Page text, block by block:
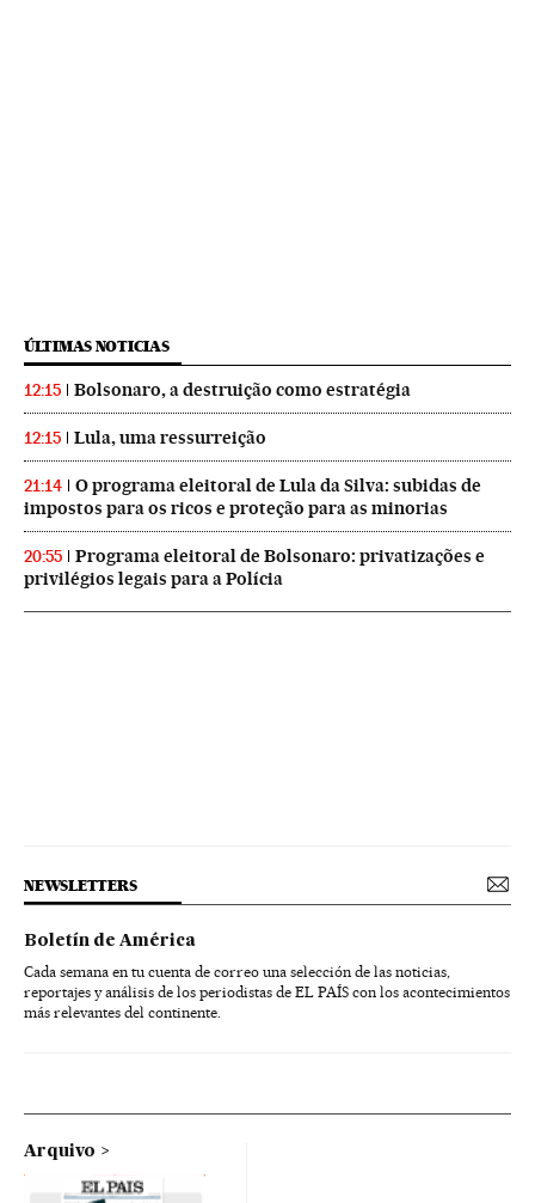
ÚLTIMAS NOTICIAS
12:15 Bolsonaro, a destruição como estratégia
12:15 Lula, uma ressurreição
21:14
O programa eleitoral de Lula da Silva: subidas de
impostos para os ricos e proteção para as minorias
20:55
Programa eleitoral de Bolsonaro: privatizações e
privilégios legais para a Polícia
NEWSLETTERS
Boletín de América
Cada semana en tu cuenta de correo una selección de las noticias,
reportajes y análisis de los periodistas de EL PAÍS con los acontecimientos
más relevantes del continente.
Arquivo